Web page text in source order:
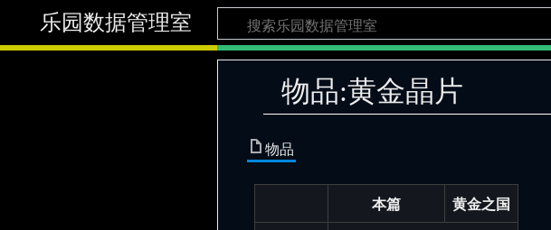
乐园数据管理室
物品:黄金晶片
物品
本篇
黄金之国